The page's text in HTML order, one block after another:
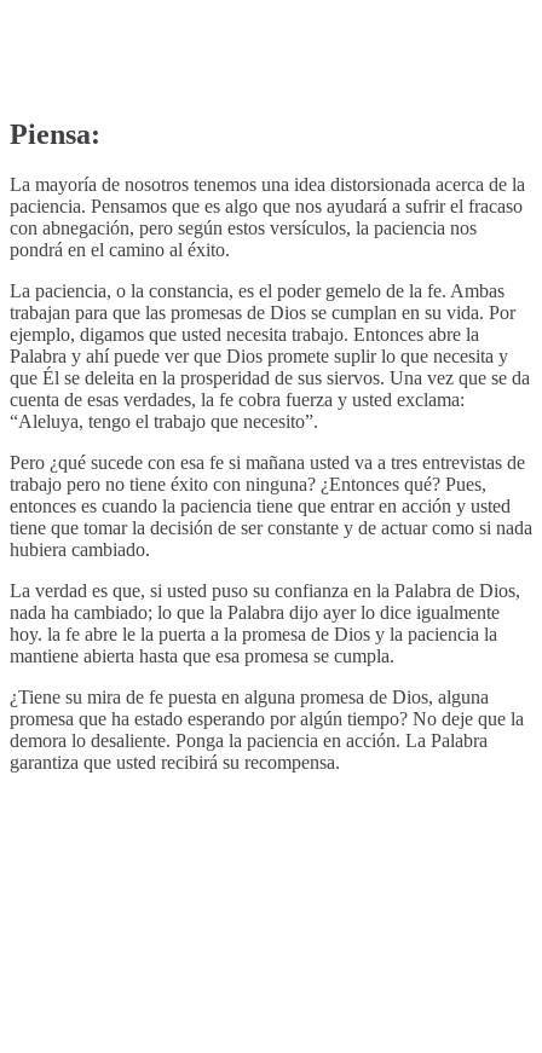
Piensa:
La mayoría de nosotros tenemos una idea distorsionada acerca de la
paciencia. Pensamos que es algo que nos ayudará a sufrir el fracaso
con abnegación, pero según estos versículos, la paciencia nos
pondrá en el camino al éxito.
La paciencia, o la constancia, es el poder gemelo de la fe. Ambas
trabajan para que las promesas de Dios se cumplan en su vida. Por
ejemplo, digamos que usted necesita trabajo. Entonces abre la
Palabra y ahí puede ver que Dios promete suplir lo que necesita y
que Él se deleita en la prosperidad de sus siervos. Una vez que se da
cuenta de esas verdades, la fe cobra fuerza y usted exclama:
“Aleluya, tengo el trabajo que necesito”.
Pero ¿qué sucede con esa fe si mañana usted va a tres entrevistas de
trabajo pero no tiene éxito con ninguna? ¿Entonces qué? Pues,
entonces es cuando la paciencia tiene que entrar en acción y usted
tiene que tomar la decisión de ser constante y de actuar como si nada
hubiera cambiado.
La verdad es que, si usted puso su confianza en la Palabra de Dios,
nada ha cambiado; lo que la Palabra dijo ayer lo dice igualmente
hoy. la fe abre le la puerta a la promesa de Dios y la paciencia la
mantiene abierta hasta que esa promesa se cumpla.
¿Tiene su mira de fe puesta en alguna promesa de Dios, alguna
promesa que ha estado esperando por algún tiempo? No deje que la
demora lo desaliente. Ponga la paciencia en acción. La Palabra
garantiza que usted recibirá su recompensa.